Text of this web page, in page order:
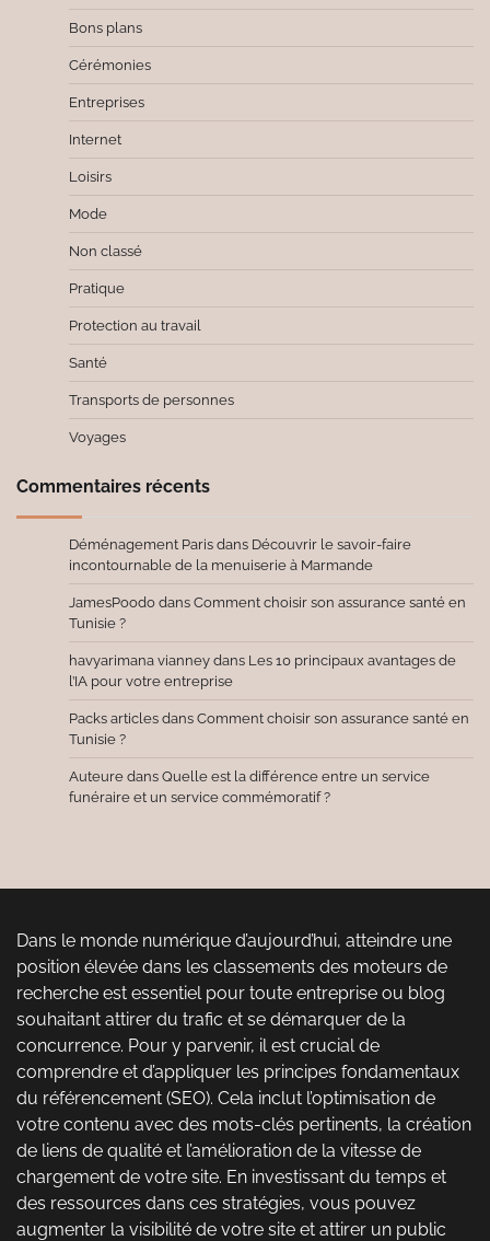
Bons plans
Cérémonies
Entreprises
Internet
Loisirs
Mode
Non classé
Pratique
Protection au travail
Santé
Transports de personnes
Voyages
Commentaires récents
Déménagement Paris dans Découvrir le savoir-faire
incontournable de la menuiserie à Marmande
JamesPoodo dans Comment choisir son assurance santé en
Tunisie ?
havyarimana vianney dans Les 10 principaux avantages de
l’IA pour votre entreprise
Packs articles dans Comment choisir son assurance santé en
Tunisie ?
Auteure dans Quelle est la différence entre un service
funéraire et un service commémoratif ?
Dans le monde numérique d’aujourd’hui, atteindre une
position élevée dans les classements des moteurs de
recherche est essentiel pour toute entreprise ou blog
souhaitant attirer du trafic et se démarquer de la
concurrence. Pour y parvenir, il est crucial de
comprendre et d’appliquer les principes fondamentaux
du référencement (SEO). Cela inclut l’optimisation de
votre contenu avec des mots-clés pertinents, la création
de liens de qualité et l’amélioration de la vitesse de
chargement de votre site. En investissant du temps et
des ressources dans ces stratégies, vous pouvez
augmenter la visibilité de votre site et attirer un public